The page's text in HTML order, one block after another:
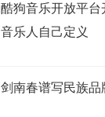
酷狗音乐开放平
音乐人自己定义
剑南春谱写民族品